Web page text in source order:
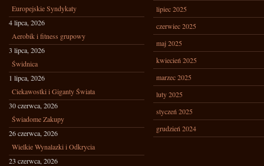
Europejskie Syndykaty
4 lipca, 2026
Aerobik i fitness grupowy
3 lipca, 2026
Świdnica
1 lipca, 2026
Ciekawostki i Giganty Świata
30 czerwca, 2026
Świadome Zakupy
26 czerwca, 2026
Wielkie Wynalazki i Odkrycia
23 czerwca, 2026
lipiec 2025
czerwiec 2025
maj 2025
kwiecień 2025
marzec 2025
luty 2025
styczeń 2025
grudzień 2024